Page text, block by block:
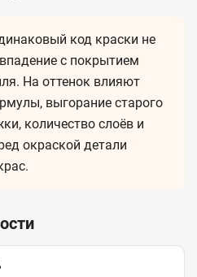
код краски не
с покрытием
На оттенок влияют
выгорание старого
количество слоёв и
окраской детали